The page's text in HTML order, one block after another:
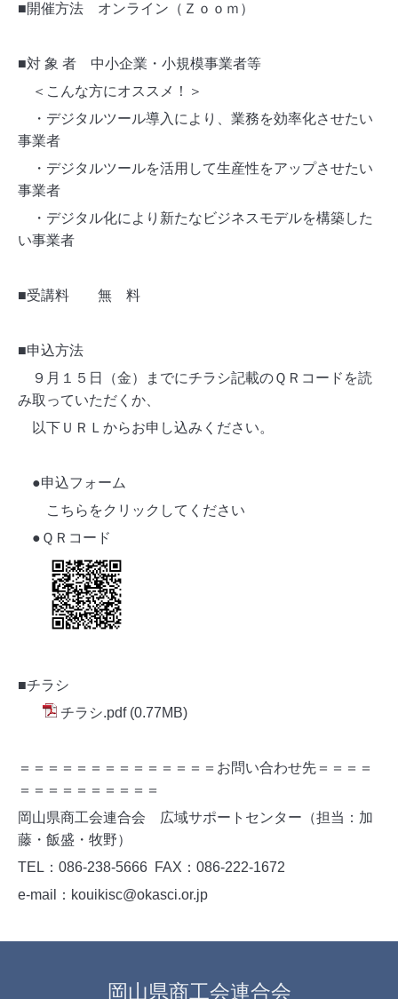
■開催方法 オンライン（Ｚｏｏｍ）
■対 象 者 中小企業・小規模事業者等
＜こんな方にオススメ！＞
・デジタルツール導入により、業務を効率化させたい
事業者
・デジタルツールを活用して生産性をアップさせたい
事業者
・デジタル化により新たなビジネスモデルを構築した
い事業者
■受講料 無 料
■申込方法
９月１５日（金）までにチラシ記載のＱＲコードを読
み取っていただくか、
以下ＵＲＬからお申し込みください。
●申込フォーム
こちらをクリックしてください
●ＱＲコード
■チラシ
チラシ.pdf(0.77MB)
＝＝＝＝＝＝＝＝＝＝＝＝＝＝お問い合わせ先＝＝＝＝
＝＝＝＝＝＝＝＝＝＝
岡山県商工会連合会 広域サポートセンター（担当：加
藤・飯盛・牧野）
TEL ： 086-238-5666 FAX ： 086-222-1672
e-mail
： kouikisc@okasci.or.jp
岡山県商工会連合会